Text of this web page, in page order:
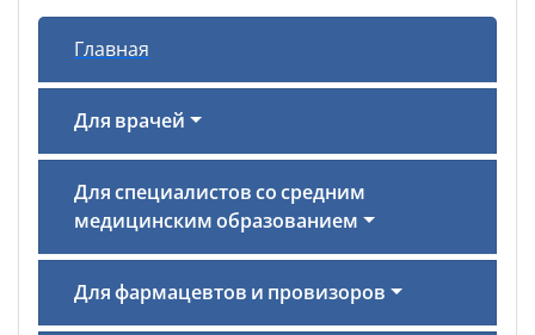
Главная
Для врачей
Для специалистов со средним
медицинским образованием
Для фармацевтов и провизоров